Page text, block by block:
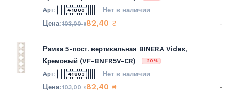
41800 Нет в наличии
103,00₴82,40 ₴ -
Рамка 5-пост. вертикальная BINERA Videx,
Кремовый (VF-BNFR5V-CR)
-20%
41803 Нет в наличии
103,00₴82,40 ₴ -